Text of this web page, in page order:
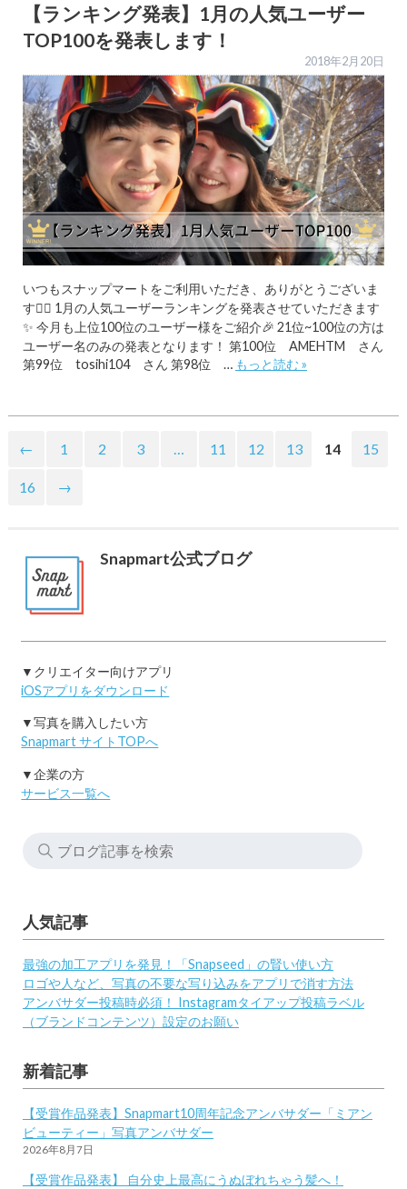
【ランキング発表】1月の人気ユーザー
TOP100を発表します！
2018年2月20日
いつもスナップマートをご利用いただき、ありがとうございま
す🙇‍♂️ 1月の人気ユーザーランキングを発表させていただきます
✨ 今月も上位100位のユーザー様をご紹介🎉 21位~100位の方は
ユーザー名のみの発表となります！ 第100位 AMEHTM さん
第99位 tosihi104 さん 第98位 … もっと読む »
← 1 2 3 11 12 13 14 15
16 →
Snapmart公式ブログ
▼クリエイター向けアプリ
iOSアプリをダウンロード
▼写真を購入したい方
Snapmart サイトTOPへ
▼企業の方
サービス一覧へ
人気記事
最強の加工アプリを発見！「Snapseed」の賢い使い方
ロゴや人など、写真の不要な写り込みをアプリで消す方法
アンバサダー投稿時必須！ Instagramタイアップ投稿ラベル
（ブランドコンテンツ）設定のお願い
新着記事
【受賞作品発表】Snapmart10周年記念アンバサダー「ミアン
ビューティー」写真アンバサダー
2026年8月7日
【受賞作品発表】 自分史上最高にうぬぼれちゃう髪へ！